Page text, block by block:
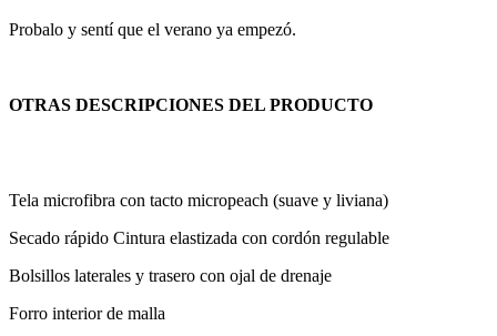
Probalo y sentí que el verano ya empezó.
OTRAS DESCRIPCIONES DEL PRODUCTO
Tela microfibra con tacto micropeach (suave y liviana)
Secado rápido Cintura elastizada con cordón regulable
Bolsillos laterales y trasero con ojal de drenaje
Forro interior de malla